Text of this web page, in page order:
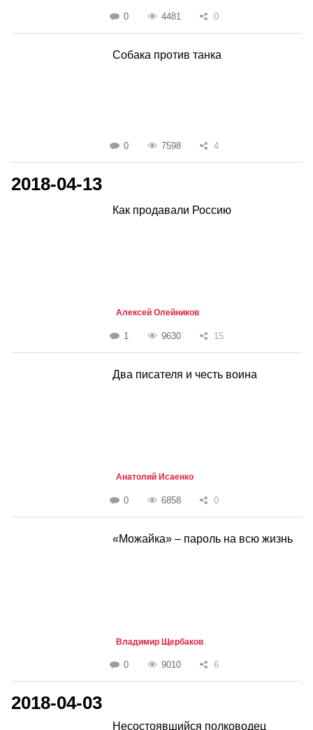
0 4481 0
Собака против танка
0 7598 4
2018-04-13
Как продавали Россию
Алексей Олейников
1 9630 15
Два писателя и честь воина
Анатолий Исаенко
0 6858 0
«Можайка» – пароль на всю жизнь
Владимир Щербаков
0 9010 6
2018-04-03
Несостоявшийся полководец